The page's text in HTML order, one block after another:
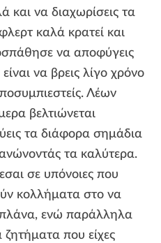
και να διαχωρίσεις τα
καλά κρατεί και
να αποφύγεις
να βρεις λίγο χρόνο
Λέων
βελτιώνεται
τα διάφορα σημάδια
τα καλύτερα.
σε υπόνοιες που
κολλήματα στο να
ενώ παράλληλα
ζητήματα που είχες